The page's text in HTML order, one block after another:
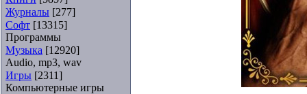
Журналы [277]
Софт [13315]
Программы
Музыка [12920]
Audio, mp3, wav
Игры [2311]
Компьютерные игры